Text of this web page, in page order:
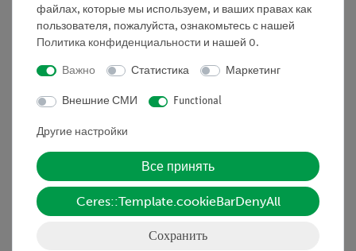
Описание
свойства (например, растворимость в воде).
Эксперимент показывает, что мелкодисперсные
частички и газы могут быть смешаны в любой
пропорции. Смеси твердых веществ обычно выглядят
как гетерогенные, а отдельные компоненты могут быть
идентифицированы невооруженным глазом, тогда как
файлах, которые мы используем, и ваших правах как
пользователя, пожалуйста, ознакомьтесь с нашей
Политика конфиденциальности и нашей 0.
Важно Статистика Маркетинг
Внешние СМИ Functional
Другие настройки
Все принять
Ceres::Template.cookieBarDenyAll
Сохранить